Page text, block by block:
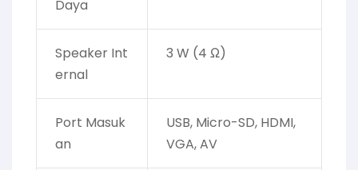
Daya
Speaker Int
ernal
3 W (4 Ω)
Port Masuk
an
USB, Micro-SD, HDMI,
VGA, AV